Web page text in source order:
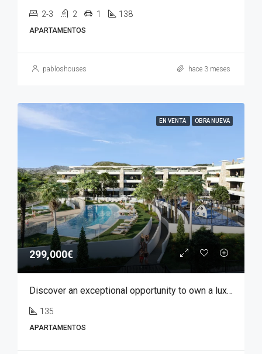
2-3 2 1 138
APARTAMENTOS
pabloshouses hace 3 meses
EN VENTA OBRA NUEVA
299,000€
Discover an exceptional opportunity to own a luxury apartment in Font del Llop, one of the most prestigious residential golf resorts in the Costa Blanca region.
135
APARTAMENTOS